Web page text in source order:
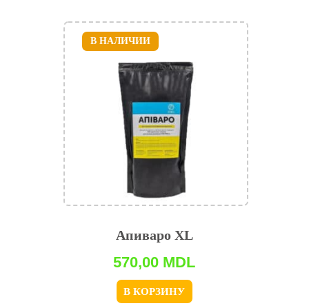
Апиваро XL
570,00 MDL
В КОРЗИНУ
В НАЛИЧИИ